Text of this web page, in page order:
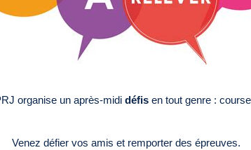
organise un après-midi défis en tout genre :
Venez défier vos amis et remporter des épreuves.